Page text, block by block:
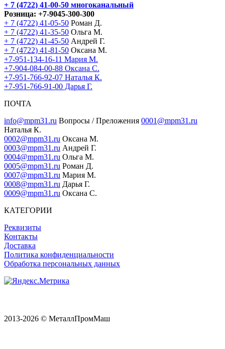
+ 7 (4722) 41-00-50 многоканальный
Розница: +7-9045-300-300
+ 7 (4722) 41-05-50 Роман Д.
+ 7 (4722) 41-35-50 Ольга М.
+ 7 (4722) 41-45-50 Андрей Г.
+ 7 (4722) 41-81-50 Оксана М.
+7-951-134-16-11 Мария М.
+7-904-084-00-88 Оксана С.
+7-951-766-92-07 Наталья К.
+7-951-766-91-00 Дарья Г.
ПОЧТА
info@mpm31.ru Вопросы / Преложения 0001@mpm31.ru
Наталья К.
0002@mpm31.ru Оксана М.
0003@mpm31.ru Андрей Г.
0004@mpm31.ru Ольга М.
0005@mpm31.ru Роман Д.
0007@mpm31.ru Мария М.
0008@mpm31.ru Дарья Г.
0009@mpm31.ru Оксана С.
КАТЕГОРИИ
Реквизиты
Контакты
Доставка
Политика конфиденциальности
Обработка персональных данных
2013-2026 © МеталлПромМаш